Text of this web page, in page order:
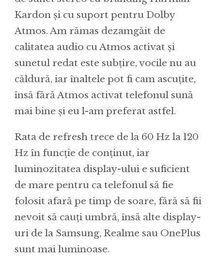
Kardon și cu suport pentru Dolby
Atmos. Am rămas dezamgăit de
calitatea audio cu Atmos activat și
sunetul redat este subțire, vocile nu au
căldură, iar înaltele pot fi cam ascuțite,
însă fără Atmos activat telefonul sună
mai bine și eu l-am preferat astfel.
Rata de refresh trece de la 60 Hz la 120
Hz în funcție de conținut, iar
luminozitatea display-ului e suficient
de mare pentru ca telefonul să fie
folosit afară pe timp de soare, fără să fii
nevoit să cauți umbră, însă alte display-
uri de la Samsung, Realme sau OnePlus
sunt mai luminoase.